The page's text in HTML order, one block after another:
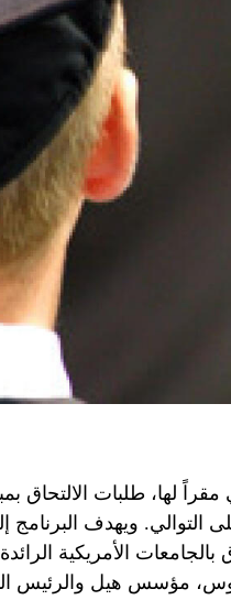
لها، طلبات الالتحاق
التوالي. ويهدف البرنامج
الأمريكية
مؤسس هيل والرئيس